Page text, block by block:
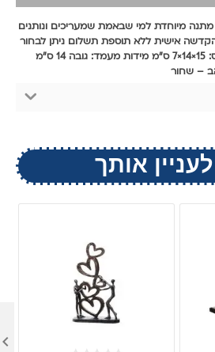
מיוחדת למי שבאמת שמעריכים ונותנים
הקדשה אישית ללא תוספת תשלום ניתן לבחור
לוחית בצבע כסף מידות בסיס: 15×14×7 ס"מ מידות מעמד: גובה 14 ס"מ
אותך